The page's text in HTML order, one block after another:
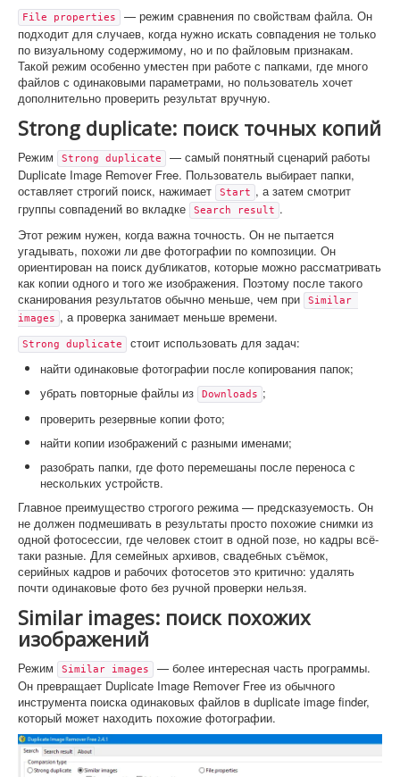
File properties
— режим сравнения по свойствам файла. Он
подходит для случаев, когда нужно искать совпадения не только
по визуальному содержимому, но и по файловым признакам.
Такой режим особенно уместен при работе с папками, где много
файлов с одинаковыми параметрами, но пользователь хочет
дополнительно проверить результат вручную.
Strong duplicate: поиск точных копий
Режим Strong duplicate
— самый понятный сценарий работы
Duplicate Image Remover Free. Пользователь выбирает папки,
оставляет строгий поиск, нажимает
Start , а затем смотрит
группы совпадений во вкладке
Search result .
Этот режим нужен, когда важна точность. Он не пытается
угадывать, похожи ли две фотографии по композиции. Он
ориентирован на поиск дубликатов, которые можно рассматривать
как копии одного и того же изображения. Поэтому после такого
сканирования результатов обычно меньше, чем при
Similar
images , а проверка занимает меньше времени.
Strong duplicate
стоит использовать для задач:
найти одинаковые фотографии после копирования папок;
убрать повторные файлы из
Downloads ;
проверить резервные копии фото;
найти копии изображений с разными именами;
разобрать папки, где фото перемешаны после переноса с
нескольких устройств.
Главное преимущество строгого режима — предсказуемость. Он
не должен подмешивать в результаты просто похожие снимки из
одной фотосессии, где человек стоит в одной позе, но кадры всё-
таки разные. Для семейных архивов, свадебных съёмок,
серийных кадров и рабочих фотосетов это критично: удалять
почти одинаковые фото без ручной проверки нельзя.
Similar images: поиск похожих
изображений
Режим Similar images
— более интересная часть программы.
Он превращает Duplicate Image Remover Free из обычного
инструмента поиска одинаковых файлов в duplicate image finder,
который может находить похожие фотографии.